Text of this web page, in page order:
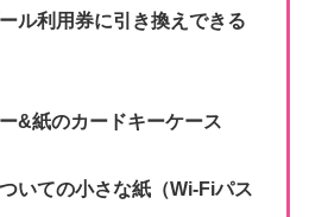
ル利用券に引き換えできる
&紙のカードキーケース
いての小さな紙（Wi-Fiパス